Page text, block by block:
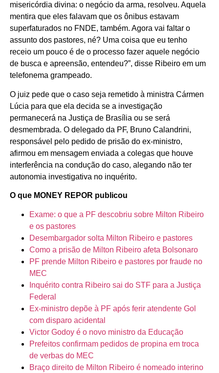
misericórdia divina: o negócio da arma, resolveu. Aquela
mentira que eles falavam que os ônibus estavam
superfaturados no FNDE, também. Agora vai faltar o
assunto dos pastores, né? Uma coisa que eu tenho
receio um pouco é de o processo fazer aquele negócio
de busca e apreensão, entendeu?”, disse Ribeiro em um
telefonema grampeado.
O juiz pede que o caso seja remetido à ministra Cármen
Lúcia para que ela decida se a investigação
permanecerá na Justiça de Brasília ou se será
desmembrada. O delegado da PF, Bruno Calandrini,
responsável pelo pedido de prisão do ex-ministro,
afirmou em mensagem enviada a colegas que houve
interferência na condução do caso, alegando não ter
autonomia investigativa no inquérito.
O que MONEY REPOR publicou
Exame: o que a PF descobriu sobre Milton Ribeiro
e os pastores
Desembargador solta Milton Ribeiro e pastores
Como a prisão de Milton Ribeiro afeta Bolsonaro
PF prende Milton Ribeiro e pastores por fraude no
MEC
Inquérito contra Ribeiro sai do STF para a Justiça
Federal
Ex-ministro depõe à PF após ferir atendente Gol
com disparo acidental
Victor Godoy é o novo ministro da Educação
Prefeitos confirmam pedidos de propina em troca
de verbas do MEC
Braço direito de Milton Ribeiro é nomeado interino